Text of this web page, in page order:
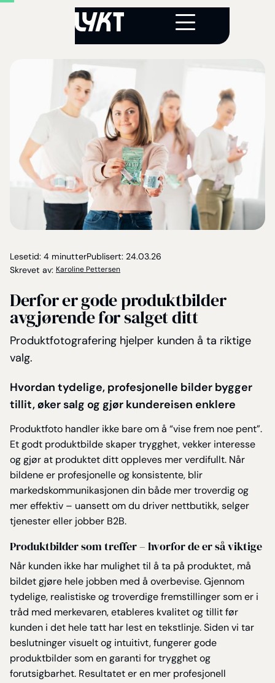
Hvordan tydelige, profesjonelle bilder bygger
tillit, øker salg og gjør kundereisen enklere
Produktfoto handler ikke bare om å “vise frem noe pent”.
Et godt produktbilde skaper trygghet, vekker interesse
og gjør at produktet ditt oppleves mer verdifullt. Når
bildene er profesjonelle og konsistente, blir
markedskommunikasjonen din både mer troverdig og
mer effektiv – uansett om du driver nettbutikk, selger
tjenester eller jobber B2B.
Produktbilder som treffer – hvorfor de er så viktige
Når kunden ikke har mulighet til å ta på produktet, må
bildet gjøre hele jobben med å overbevise. Gjennom
tydelige, realistiske og troverdige fremstillinger som er i
tråd med merkevaren, etableres kvalitet og tillit før
kunden i det hele tatt har lest en tekstlinje. Siden vi tar
beslutninger visuelt og intuitivt, fungerer gode
produktbilder som en garanti for trygghet og
forutsigbarhet. Resultatet er en mer profesjonell
Derfor er gode produktbilder
avgjørende for salget ditt
Produktfotografering hjelper kunden å ta riktige
valg.
Skrevet av: Karoline Pettersen
Lesetid: 4 minutterPublisert: 24.03.26